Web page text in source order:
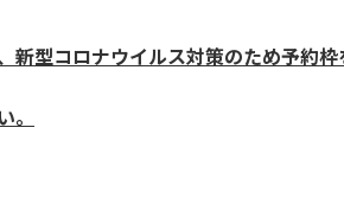
型コロナウイルス対策のため予約